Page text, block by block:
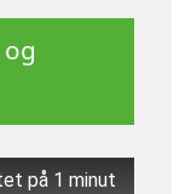
på 1 minut